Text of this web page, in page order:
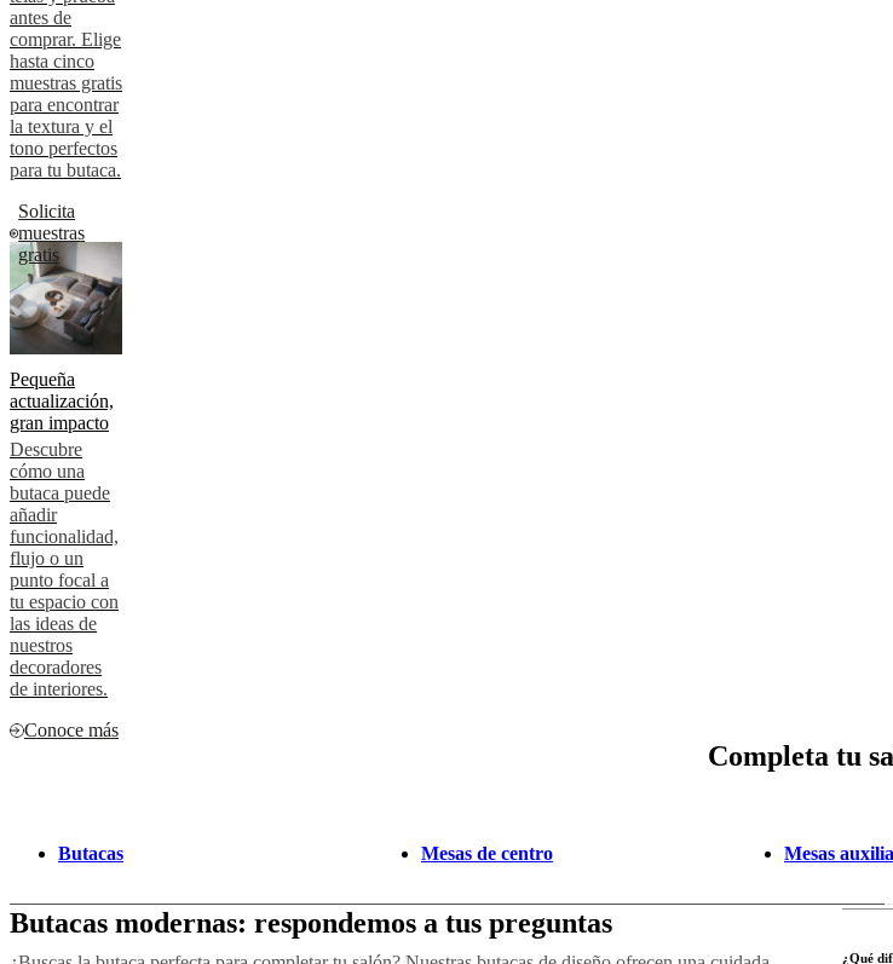
antes de
comprar. Elige
hasta cinco
muestras gratis
para encontrar
la textura y el
tono perfectos
para tu butaca.
Solicita
muestras
gratis
Pequeña
actualización,
gran impacto
Descubre
cómo una
butaca puede
añadir
funcionalidad,
flujo o un
punto focal a
tu espacio con
las ideas de
nuestros
decoradores
de interiores.
Conoce más
Completa tu
Butacas Mesas de centro Mesas
Butacas modernas: respondemos a tus preguntas
¿Qué